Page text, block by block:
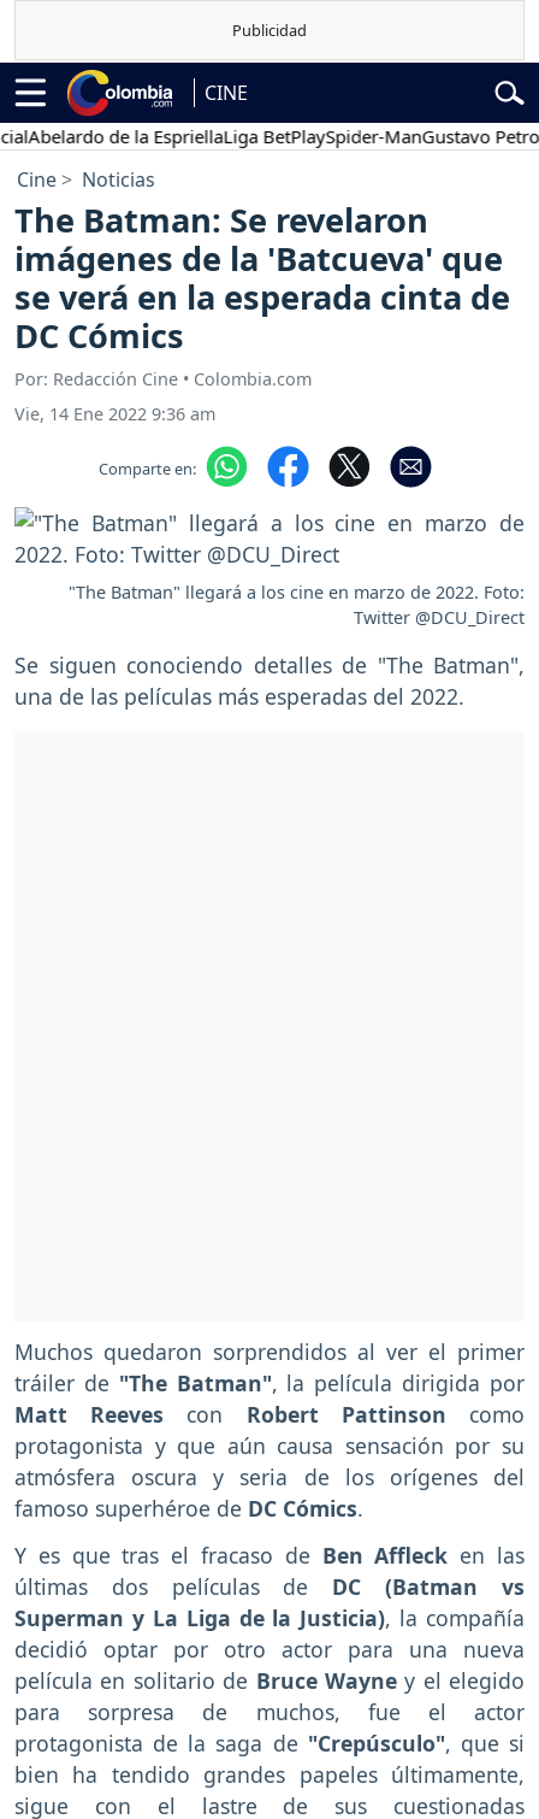
CINE
de la EspriellaLiga BetPlaySpider-ManGustavo Petro
Cine Noticias
The Batman: Se revelaron
imágenes de la 'Batcueva' que
se verá en la esperada cinta de
DC Cómics
Por: Redacción Cine • Colombia.com
Vie, 14 Ene 2022 9:36 am
Comparte en:
"The Batman" llegará a los cine en marzo de 2022. Foto:
Twitter @DCU_Direct
Se siguen conociendo detalles de "The Batman",
una de las películas más esperadas del 2022.
Muchos quedaron sorprendidos al ver el primer
tráiler de "The Batman", la película dirigida por
Matt Reeves con Robert Pattinson como
protagonista y que aún causa sensación por su
atmósfera oscura y seria de los orígenes del
famoso superhéroe de DC Cómics.
Y es que tras el fracaso de Ben Affleck en las
últimas dos películas de DC (Batman vs
Superman y La Liga de la Justicia), la compañía
decidió optar por otro actor para una nueva
película en solitario de Bruce Wayney el elegido
para sorpresa de muchos, fue el actor
protagonista de la saga de "Crepúsculo", que si
bien ha tendido grandes papeles últimamente,
sigue con el lastre de sus cuestionadas